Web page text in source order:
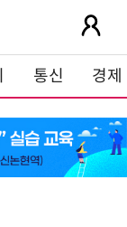
통신 경제